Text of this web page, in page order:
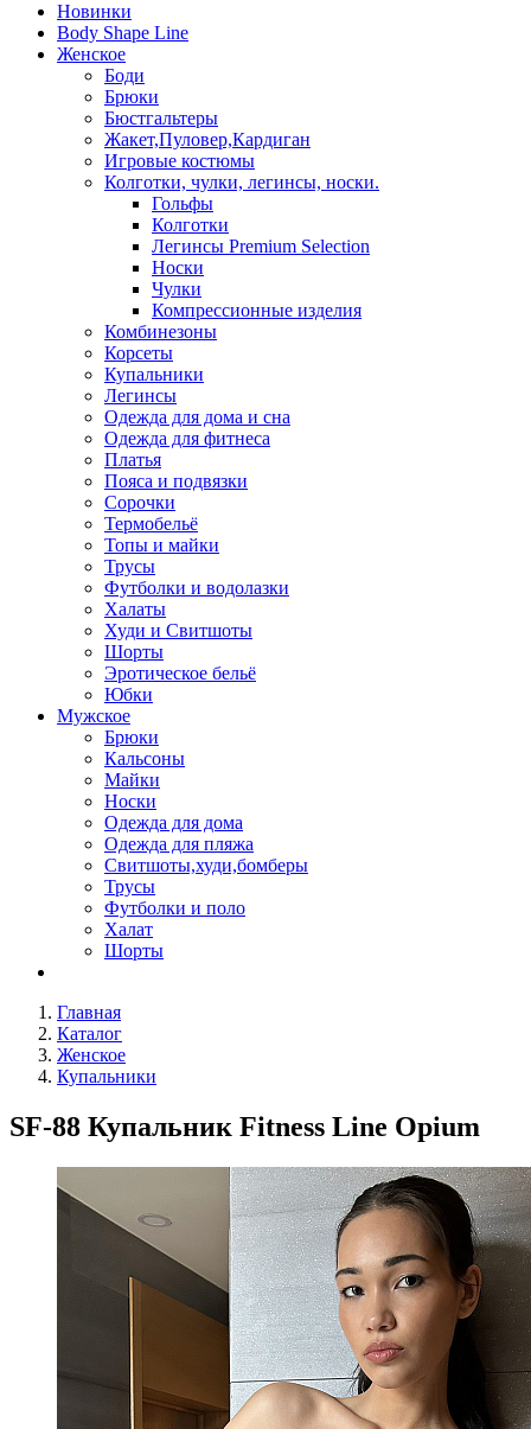
Новинки
Body Shape Line
Женское
Боди
Брюки
Бюстгальтеры
Жакет,Пуловер,Кардиган
Игровые костюмы
Колготки, чулки, легинсы, носки.
Гольфы
Колготки
Легинсы Premium Selection
Носки
Чулки
Компрессионные изделия
Комбинезоны
Корсеты
Купальники
Легинсы
Одежда для дома и сна
Одежда для фитнеса
Платья
Пояса и подвязки
Сорочки
Термобельё
Топы и майки
Трусы
Футболки и водолазки
Халаты
Худи и Свитшоты
Шорты
Эротическое бельё
Юбки
Мужское
Брюки
Кальсоны
Майки
Носки
Одежда для дома
Одежда для пляжа
Свитшоты,худи,бомберы
Трусы
Футболки и поло
Халат
Шорты
Главная
Каталог
Женское
Купальники
SF-88 Купальник Fitness Line Opium